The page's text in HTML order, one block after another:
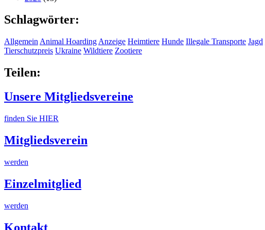
Schlagwörter:
Allgemein Animal Hoarding Anzeige Heimtiere Hunde Illegale Transporte Jagd
Tierschutzpreis Ukraine Wildtiere Zootiere
Teilen:
Unsere Mitgliedsvereine
finden Sie HIER
Mitgliedsverein
werden
Einzelmitglied
werden
Kontakt